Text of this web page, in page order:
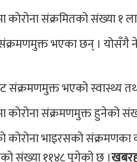
संक्रमितको संख्या १
भएका छन् ।
संक्रमणमुक्त भएको स्वास्थ्य
संक्रमणमुक्त हुनेको
कोरोना भाइरसको
संख्या ११४८ पुगेको छ ।